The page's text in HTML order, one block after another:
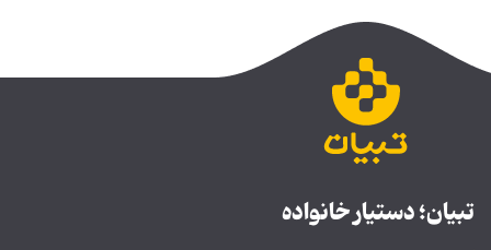
تبیان؛ دستیار خانواده